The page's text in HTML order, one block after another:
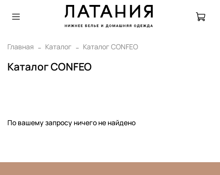
Главная Каталог Каталог CONFEO
Каталог CONFEO
По вашему запросу ничего не найдено